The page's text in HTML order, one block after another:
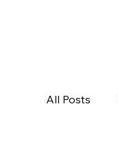
All Posts